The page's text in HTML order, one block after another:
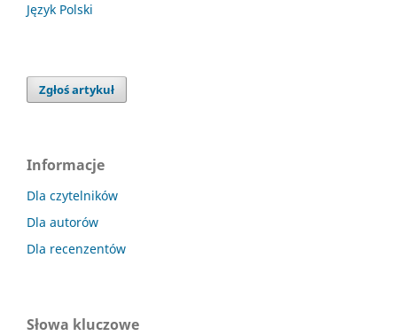
Język Polski
Zgłoś artykuł
Informacje
Dla czytelników
Dla autorów
Dla recenzentów
Słowa kluczowe